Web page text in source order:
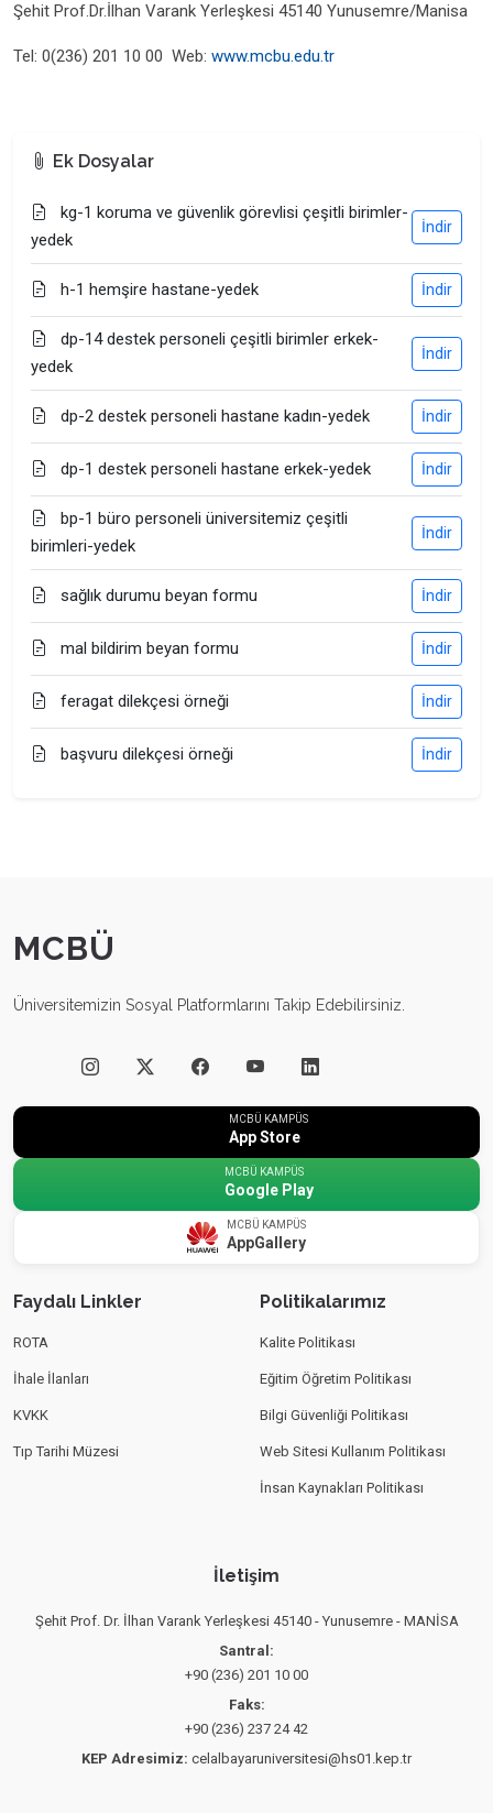
Şehit Prof.Dr.İlhan Varank Yerleşkesi 45140 Yunusemre/Manisa
Tel: 0(236) 201 10 00 Web: www.mcbu.edu.tr
Ek Dosyalar
kg-1 koruma ve güvenlik görevlisi çeşitli birimler-
yedek
İndir
h-1 hemşire hastane-yedek İndir
dp-14 destek personeli çeşitli birimler erkek-
yedek
İndir
dp-2 destek personeli hastane kadın-yedek İndir
dp-1 destek personeli hastane erkek-yedek İndir
bp-1 büro personeli üniversitemiz çeşitli
birimleri-yedek
İndir
sağlık durumu beyan formu İndir
mal bildirim beyan formu İndir
feragat dilekçesi örneği İndir
başvuru dilekçesi örneği İndir
MCBÜ
Üniversitemizin Sosyal Platformlarını Takip Edebilirsiniz.
MCBÜ KAMPÜS
App Store
MCBÜ KAMPÜS
Google Play
MCBÜ KAMPÜS
AppGallery
Faydalı Linkler
ROTA
İhale İlanları
KVKK
Tıp Tarihi Müzesi
Politikalarımız
Kalite Politikası
Eğitim Öğretim Politikası
Bilgi Güvenliği Politikası
Web Sitesi Kullanım Politikası
İnsan Kaynakları Politikası
İletişim
Şehit Prof. Dr. İlhan Varank Yerleşkesi 45140 - Yunusemre - MANİSA
Santral:
+90 (236) 201 10 00
Faks:
+90 (236) 237 24 42
KEP Adresimiz: celalbayaruniversitesi@hs01.kep.tr